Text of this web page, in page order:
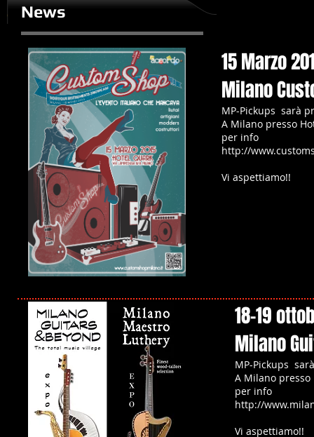
15 Marzo
Milano
MP-Pickups sarà
A Milano presso
per info
http://
Vi aspettiamo!!
18-19
Milano
MP-Pickups
A Milano
per info
http://
Vi aspettiamo!!
News